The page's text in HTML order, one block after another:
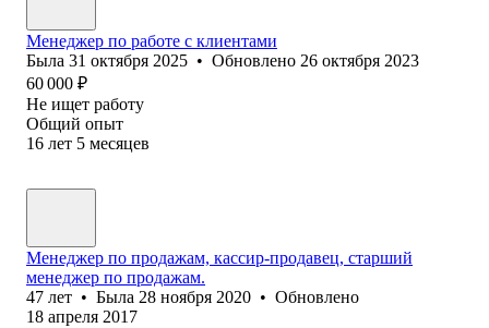
Менеджер по работе с клиентами
Была 31 октября 2025 • Обновлено 26 октября 2023
60 000 ₽
Не ищет работу
Общий опыт
16 лет 5 месяцев
Менеджер по продажам, кассир-продавец, старший
менеджер по продажам.
47 лет • Была 28 ноября 2020 • Обновлено
18 апреля 2017